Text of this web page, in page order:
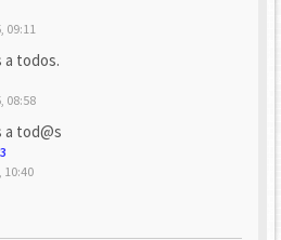
09:11
a todos.
08:58
a tod@s
10:40